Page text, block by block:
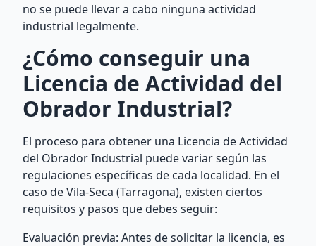
no se puede llevar a cabo ninguna actividad
industrial legalmente.
¿Cómo conseguir una
Licencia de Actividad del
Obrador Industrial?
El proceso para obtener una Licencia de Actividad
del Obrador Industrial puede variar según las
regulaciones específicas de cada localidad. En el
caso de Vila-Seca (Tarragona), existen ciertos
requisitos y pasos que debes seguir:
Evaluación previa: Antes de solicitar la licencia, es